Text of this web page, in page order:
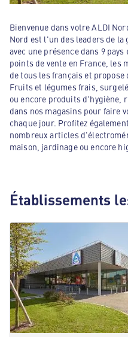
Bienvenue dans votre ALDI
Nord est l'un des leaders de
avec une présence dans 9
points de vente en France, les
de tous les français et
Fruits et légumes frais,
ou encore produits d'hygiène,
dans nos magasins pour faire
chaque jour. Profitez
nombreux articles
maison, jardinage ou encore
Établissements